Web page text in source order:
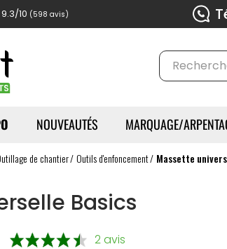
9.3/10 (598 avis)
NOUVEAUTÉS MARQUAGE/
de chantier Outils d'enfoncement Massette
Basics
2 avis